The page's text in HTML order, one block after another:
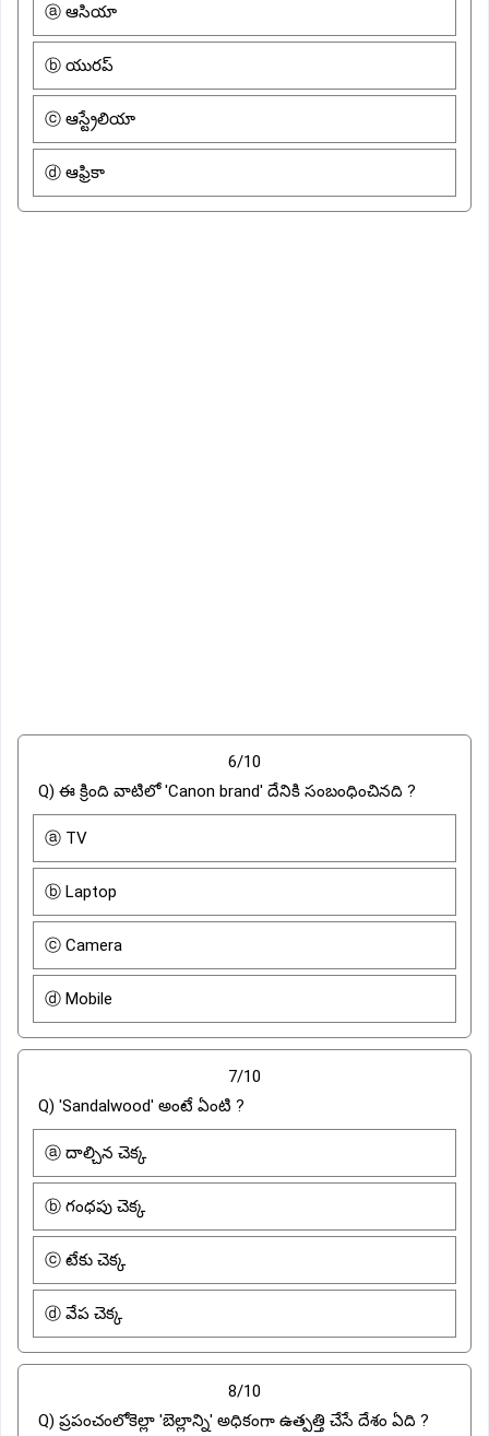
ⓐ ఆసియా
ⓑ యురప్
ⓒ ఆస్ట్రేలియా
ⓓ ఆఫ్రికా
6/10
Q) ఈ క్రింది వాటిలో 'Canon brand' దేనికి సంబంధించినది ?
ⓐ TV
ⓑ Laptop
ⓒ Camera
ⓓ Mobile
7/10
Q) 'Sandalwood' అంటే ఏంటి ?
ⓐ దాల్చిన చెక్క
ⓑ గంధపు చెక్క
ⓒ టేకు చెక్క
ⓓ వేప చెక్క
8/10
Q) ప్రపంచంలోకెల్లా 'బెల్లాన్ని' అధికంగా ఉత్పత్తి చేసే దేశం ఏది ?